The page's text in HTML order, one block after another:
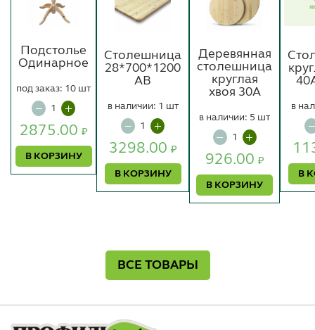
Подстолье
Одинарное
2875.00 ₽
В КОРЗИНУ
под заказ: 10 шт
Столешница
28*700*1200
АВ
3298.00 ₽
В КОРЗИНУ
в наличии: 1 шт
Деревянная
столешница
круглая
хвоя 30А
926.00 ₽
В КОРЗИНУ
в наличии: 5 шт
В
в
ВСЕ ТОВАРЫ